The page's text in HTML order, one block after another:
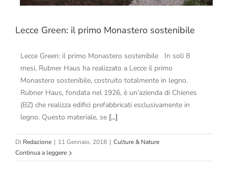
Lecce Green: il primo Monastero sostenibile
Lecce Green: il primo Monastero sostenibile In soli 8
mesi, Rubner Haus ha realizzato a Lecce il primo
Monastero sostenibile, costruito totalmente in legno.
Rubner Haus, fondata nel 1926, è un’azienda di Chienes
(BZ) che realizza edifici prefabbricati esclusivamente in
legno. Questo materiale, se [...]
Di Redazione | 11 Gennaio, 2018 | Culture & Nature
Continua a leggere